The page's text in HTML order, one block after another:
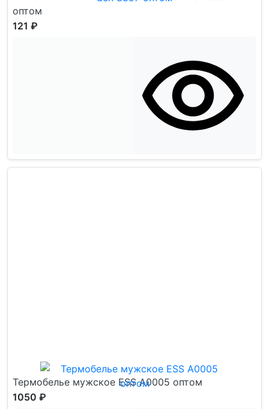
оптом
121 ₽
Термобелье мужское ESS А0005 оптом
1050 ₽